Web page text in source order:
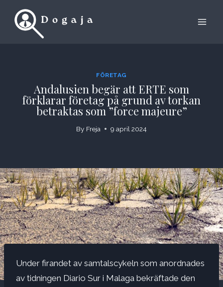
FÖRETAG
Andalusien begär att ERTE som
förklarar företag på grund av torkan
betraktas som ”force majeure”
By Freja 9 april 2024
Under firandet av samtalscykeln som anordnades
av tidningen Diario Sur i Malaga bekräftade den